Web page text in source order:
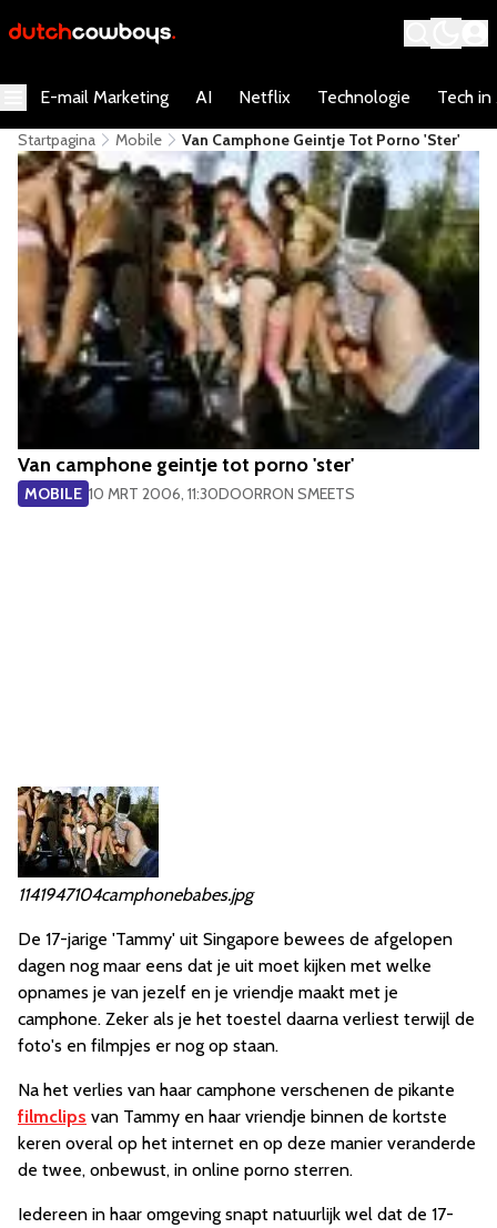
E-mail Marketing AI Netflix Technologie Tech in
Startpagina Mobile Van Camphone Geintje Tot Porno 'ster'
Van camphone geintje tot porno 'ster'
MOBILE 10 MRT 2006, 11:30DOORRON SMEETS
1141947104camphonebabes.jpg
De 17-jarige 'Tammy' uit Singapore bewees de afgelopen
dagen nog maar eens dat je uit moet kijken met welke
opnames je van jezelf en je vriendje maakt met je
camphone. Zeker als je het toestel daarna verliest terwijl de
foto's en filmpjes er nog op staan.
Na het verlies van haar camphone verschenen de pikante
filmclips van Tammy en haar vriendje binnen de kortste
keren overal op het internet en op deze manier veranderde
de twee, onbewust, in online porno sterren.
Iedereen in haar omgeving snapt natuurlijk wel dat de 17-